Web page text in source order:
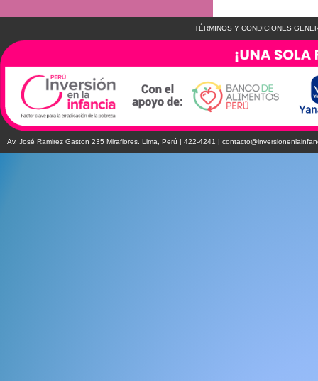
TÉRMINOS Y CONDICIONES
Av. José Ramirez Gaston 235 Miraflores. Lima, Perú | 422-4241 |